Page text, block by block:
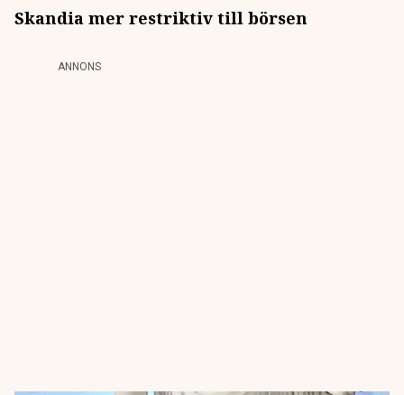
Skandia mer restriktiv till börsen
ANNONS